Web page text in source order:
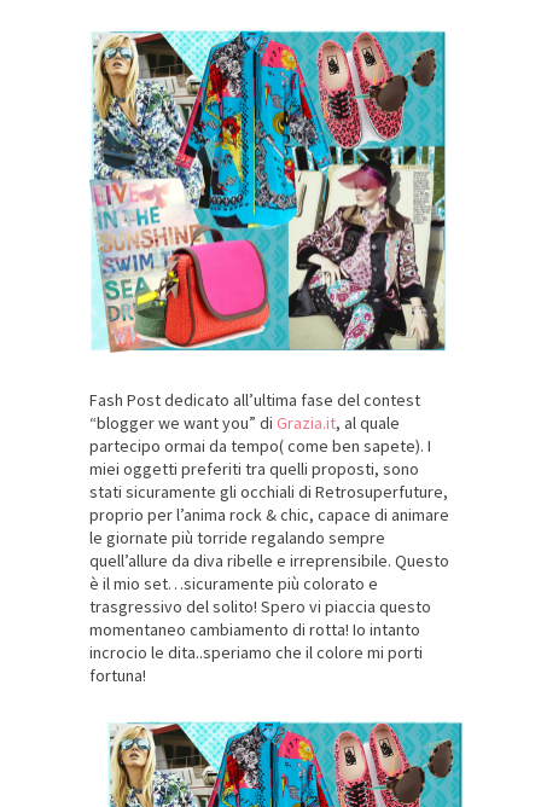
Fash Post dedicato all’ultima fase del contest
“blogger we want you” di Grazia.it, al quale
partecipo ormai da tempo( come ben sapete). I
miei oggetti preferiti tra quelli proposti, sono
stati sicuramente gli occhiali di Retrosuperfuture,
proprio per l’anima rock & chic, capace di animare
le giornate più torride regalando sempre
quell’allure da diva ribelle e irreprensibile. Questo
è il mio set…sicuramente più colorato e
trasgressivo del solito! Spero vi piaccia questo
momentaneo cambiamento di rotta! Io intanto
incrocio le dita..speriamo che il colore mi porti
fortuna!